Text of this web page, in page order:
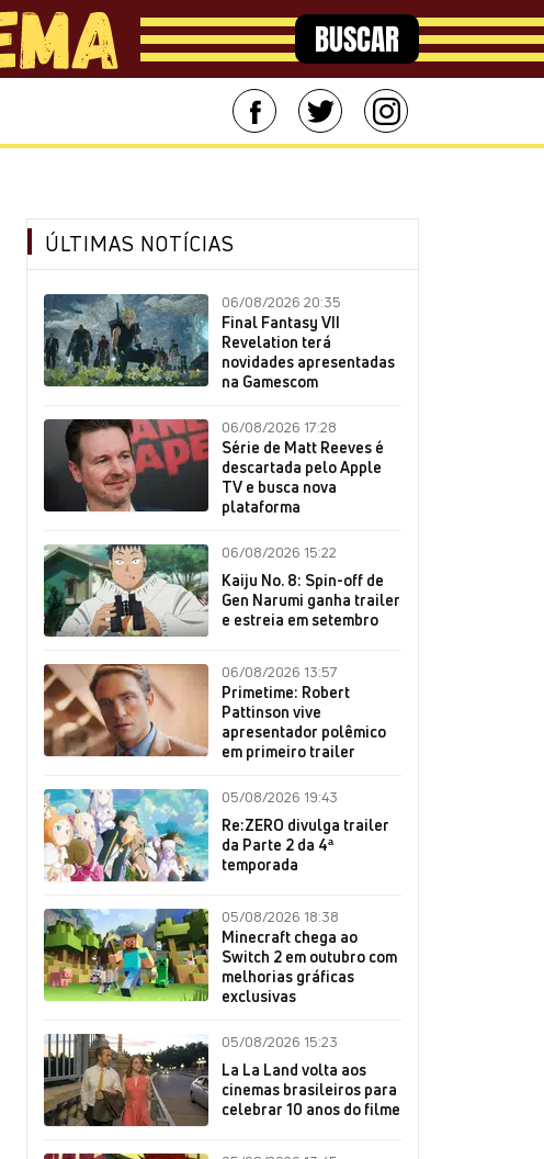
BUSCAR
ÚLTIMAS NOTÍCIAS
06/08/2026 20:35
Final Fantasy VII
Revelation terá
novidades apresentadas
na Gamescom
06/08/2026 17:28
Série de Matt Reeves é
descartada pelo Apple
TV e busca nova
plataforma
06/08/2026 15:22
Kaiju No. 8: Spin-off de
Gen Narumi ganha trailer
e estreia em setembro
06/08/2026 13:57
Primetime: Robert
Pattinson vive
apresentador polêmico
em primeiro trailer
05/08/2026 19:43
Re:ZERO divulga trailer
da Parte 2 da 4ª
temporada
05/08/2026 18:38
Minecraft chega ao
Switch 2 em outubro com
melhorias gráficas
exclusivas
05/08/2026 15:23
La La Land volta aos
cinemas brasileiros para
celebrar 10 anos do filme